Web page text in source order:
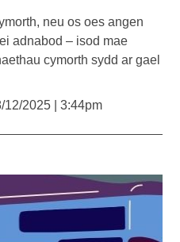
neu os oes angen
adnabod – isod mae
cymorth sydd ar gael
12/2025 | 3:44pm